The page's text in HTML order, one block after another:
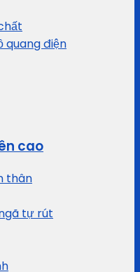
quang điện
cao
thân
tự rút